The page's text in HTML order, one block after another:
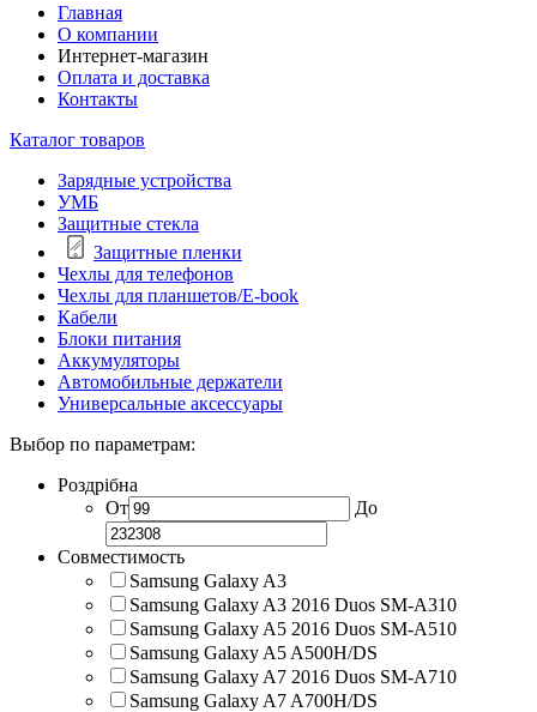
Главная
О компании
Интернет-магазин
Оплата и доставка
Контакты
Каталог товаров
Зарядные устройства
УМБ
Защитные стекла
Защитные пленки
Чехлы для телефонов
Чехлы для планшетов/E-book
Кабели
Блоки питания
Аккумуляторы
Автомобильные держатели
Универсальные аксессуары
Выбор по параметрам:
Роздрібна
От
До
Совместимость
Samsung Galaxy A3
Samsung Galaxy A3 2016 Duos SM-A310
Samsung Galaxy A5 2016 Duos SM-A510
Samsung Galaxy A5 A500H/DS
Samsung Galaxy A7 2016 Duos SM-A710
Samsung Galaxy A7 A700H/DS